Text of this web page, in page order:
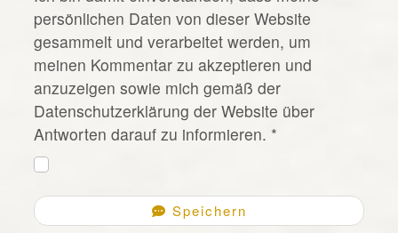
persönlichen Daten von dieser Website
gesammelt und verarbeitet werden, um
meinen Kommentar zu akzeptieren und
anzuzeigen sowie mich gemäß der
Datenschutzerklärung der Website über
Antworten darauf zu informieren. *
Speichern